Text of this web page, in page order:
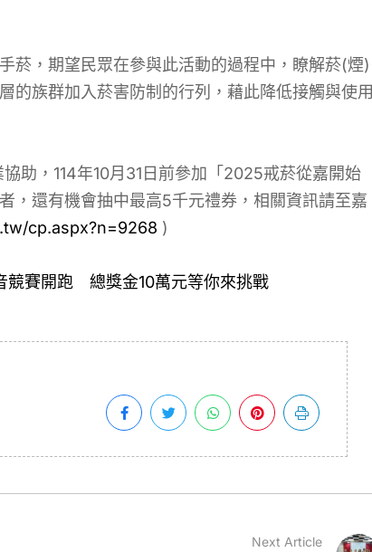
菸，期望民眾在參與此活動的過程中，瞭解菸(煙)
的族群加入菸害防制的行列，藉此降低接觸與使用
助，114年10月31日前參加「2025戒菸從嘉開始
，還有機會抽中最高5千元禮券，相關資訊請至嘉
cp.aspx?n=9268 )
競賽開跑 總獎金10萬元等你來挑戰
Next Article